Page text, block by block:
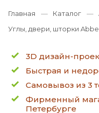
Главная — Каталог —
Углы, двери, шторки
3D дизайн-
Быстрая и
Самовывоз из 3
Фирменный
Петербурге